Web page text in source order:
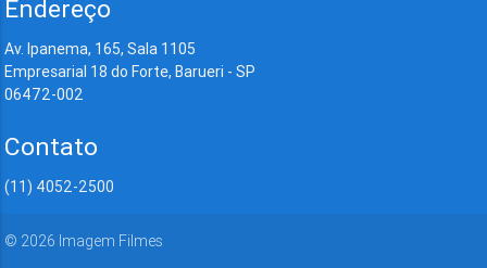
Endereço
Av. Ipanema, 165, Sala 1105
Empresarial 18 do Forte, Barueri - SP
06472-002
Contato
(11) 4052-2500
© 2026 Imagem Filmes